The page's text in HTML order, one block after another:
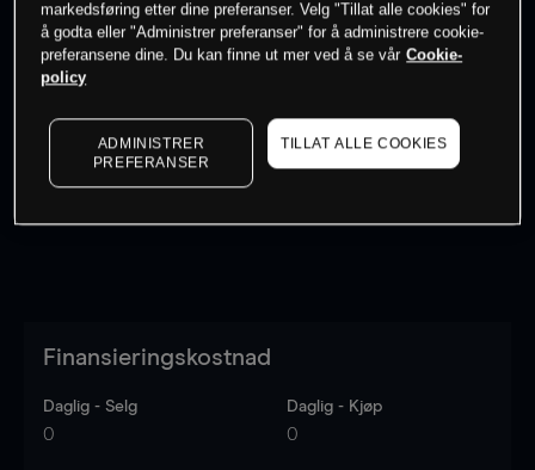
Kursene er veiledende. to see latest market data
Finansieringskostnad
Daglig - Selg
0
Daglig - Kjøp
0
markedsføring etter dine preferanser. Velg "Tillat alle cookies" for
å godta eller "Administrer preferanser" for å administrere cookie-
preferansene dine. Du kan finne ut mer ved å se vår Cookie-
policy
ADMINISTRER
PREFERANSER
TILLAT ALLE COOKIES